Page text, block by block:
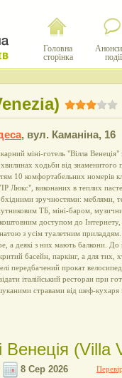
Головна
сторінка
події
, вул. Каманіна, 16
міні-готель "Вілла
ходьби від знаменитого
10 комфортабельних номерів
Люкс", виконаних в теплих
зручностями: меблями,
ТБ, міні-баром,
доступом до
з усім туалетним
а деякі з них мають балкони. До
басейн, паркінг, а для тих,
передбачений прокат
італійський ресторан при
стравами від шеф-кухаря з
Венеція (Villa